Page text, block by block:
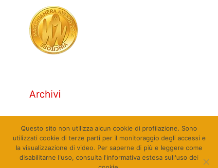
Archivi
Questo sito non utilizza alcun cookie di profilazione. Sono
utilizzati cookie di terze parti per il monitoraggio degli accessi e
la visualizzazione di video. Per saperne di più e leggere come
disabilitarne l'uso, consulta l'informativa estesa sull'uso dei